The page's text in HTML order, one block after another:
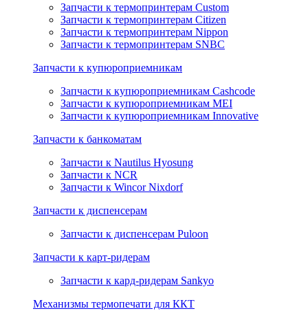
Запчасти к термопринтерам Custom
Запчасти к термопринтерам Citizen
Запчасти к термопринтерам Nippon
Запчасти к термопринтерам SNBC
Запчасти к купюроприемникам
Запчасти к купюроприемникам Cashcode
Запчасти к купюроприемникам MEI
Запчасти к купюроприемникам Innovative
Запчасти к банкоматам
Запчасти к Nautilus Hyosung
Запчасти к NCR
Запчасти к Wincor Nixdorf
Запчасти к диспенсерам
Запчасти к диспенсерам Puloon
Запчасти к карт-ридерам
Запчасти к кард-ридерам Sankyo
Механизмы термопечати для ККТ